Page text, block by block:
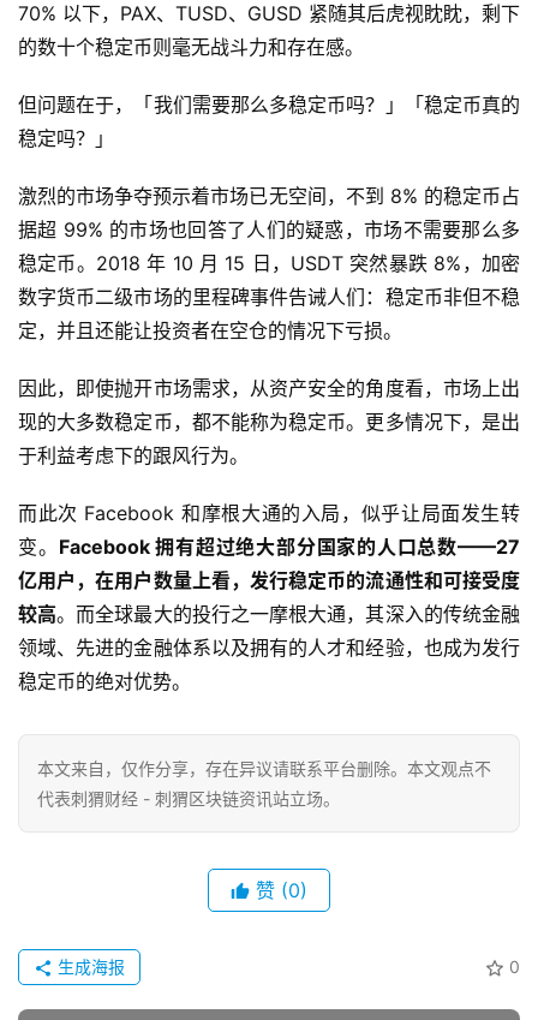
70% 以下，PAX、TUSD、GUSD 紧随其后虎视眈眈，剩下
的数十个稳定币则毫无战斗力和存在感。
但问题在于，「我们需要那么多稳定币吗？」「稳定币真的
稳定吗？」
激烈的市场争夺预示着市场已无空间，不到 8% 的稳定币占
据超 99% 的市场也回答了人们的疑惑，市场不需要那么多
稳定币。2018 年 10 月 15 日，USDT 突然暴跌 8%，加密
数字货币二级市场的里程碑事件告诫人们：稳定币非但不稳
定，并且还能让投资者在空仓的情况下亏损。
因此，即使抛开市场需求，从资产安全的角度看，市场上出
现的大多数稳定币，都不能称为稳定币。更多情况下，是出
于利益考虑下的跟风行为。
而此次 Facebook 和摩根大通的入局，似乎让局面发生转
变。 Facebook 拥有超过绝大部分国家的人口总数——27
亿用户，在用户数量上看，发行稳定币的流通性和可接受度
较高。而全球最大的投行之一摩根大通，其深入的传统金融
领域、先进的金融体系以及拥有的人才和经验，也成为发行
稳定币的绝对优势。
本文来自 ，仅作分享，存在异议请联系平台删除。本文观点不
代表刺猬财经 - 刺猬区块链资讯站立场。
赞 (0)
0
生成海报